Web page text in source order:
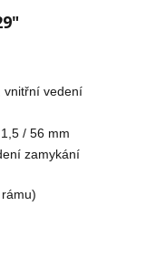
vnitřní vedení
/ 56 mm
zamykání